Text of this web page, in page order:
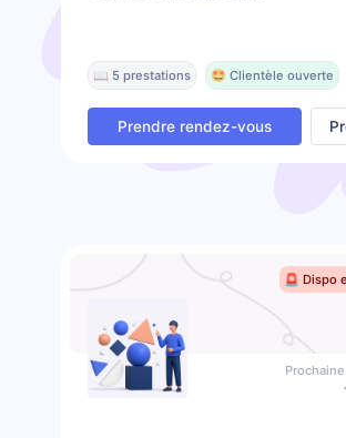
📖 5 prestations 🤩 Clientèle ouverte
Prendre rendez-vous
🚨 Dispo